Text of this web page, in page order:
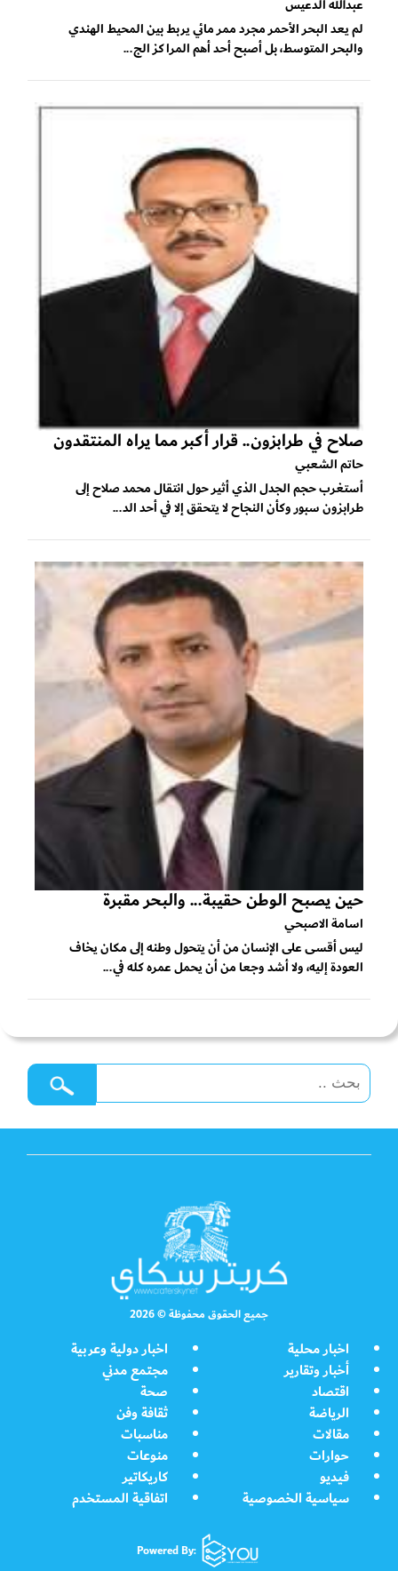
عبدالله الدعيس
لم يعد البحر الأحمر مجرد ممر مائي يربط بين المحيط الهندي
والبحر المتوسط، بل أصبح أحد أهم المراكز الج...
صلاح في طرابزون.. قرار أكبر مما يراه المنتقدون
حاتم الشعبي
أستغرب حجم الجدل الذي أثير حول انتقال محمد صلاح إلى
طرابزون سبور وكأن النجاح لا يتحقق إلا في أحد الد...
حين يصبح الوطن حقيبة... والبحر مقبرة
اسامة الاصبحي
ليس أقسى على الإنسان من أن يتحول وطنه إلى مكان يخاف
العودة إليه، ولا أشد وجعا من أن يحمل عمره كله في...
جميع الحقوق محفوظة © 2026
اخبار محلية
اخبار دولية وعربية
أخبار وتقارير
مجتمع مدني
اقتصاد
صحة
الرياضة
ثقافة وفن
مقالات
مناسبات
حوارات
منوعات
فيديو
كاريكاتير
سياسية الخصوصية
اتفاقية المستخدم
Powered By: